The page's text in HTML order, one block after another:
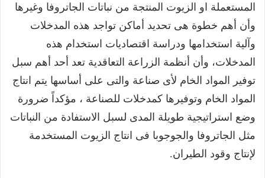
المستعملة او الزيوت المنتجة من نباتات الجاتروفا وغيرها
وأن أهم خطوة هى تحديد أماكن تواجد هذه المدخلات
وآلية استخدامها ودراسة اقتصاديات استخدام هذه
المدخلات، وأن أنظمة الزراعة التعاقدية تعد أحد أهم سبل
توفير المواد الخام لأى صناعة والتى على أساسها يتم انتاج
المواد الخام وتوفيرها كمدخلات للصناعة ، مؤكداً ضرورة
وضع استراتيجية طويلة المدى لسبل الاستفادة من النباتات
مثل الجاتروفا والجوجوبا فى انتاج الزيوت المستخدمة
لإنتاج وقود الطيران.